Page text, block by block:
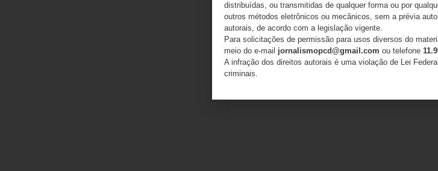
distribuídas, ou transmitidas de qualquer forma ou por
outros métodos eletrônicos ou mecânicos, sem a prévia
autorais, de acordo com a legislação vigente.
Para solicitações de permissão para usos diversos do
meio do e-mail jornalismopcd@gmail.com ou telefone
A infração dos direitos autorais é uma violação de Lei
criminais.